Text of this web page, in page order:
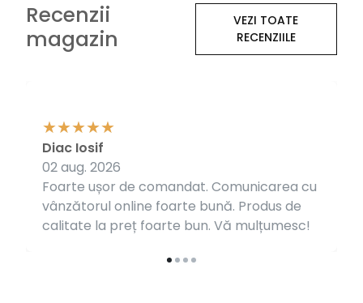
Recenzii
magazin
VEZI TOATE
RECENZIILE
Foarte ușor de comandat. Comunicarea cu
vânzătorul online foarte bună. Produs de
calitate la preț foarte bun. Vă mulțumesc!
Diac Iosif
02 aug. 2026